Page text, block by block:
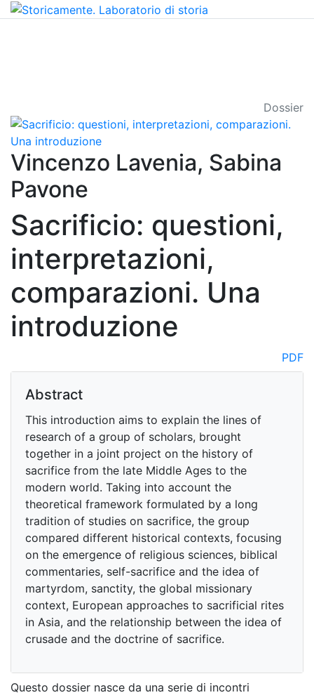
Dossier
Vincenzo Lavenia, Sabina
Pavone
Sacrificio: questioni,
interpretazioni,
comparazioni. Una
introduzione
PDF
Abstract
This introduction aims to explain the lines of
research of a group of scholars, brought
together in a joint project on the history of
sacrifice from the late Middle Ages to the
modern world. Taking into account the
theoretical framework formulated by a long
tradition of studies on sacrifice, the group
compared different historical contexts, focusing
on the emergence of religious sciences, biblical
commentaries, self-sacrifice and the idea of
martyrdom, sanctity, the global missionary
context, European approaches to sacrificial rites
in Asia, and the relationship between the idea of
crusade and the doctrine of sacrifice.
Questo dossier nasce da una serie di incontri